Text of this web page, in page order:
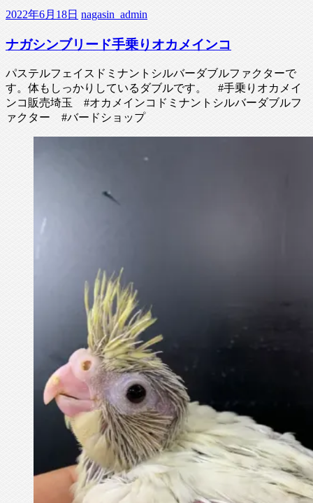
2022年6月18日 nagasin_admin
ナガシンブリード手乗りオカメインコ
パステルフェイスドミナントシルバーダブルファクターで
す。体もしっかりしているダブルです。 #手乗りオカメイ
ンコ販売埼玉 #オカメインコドミナントシルバーダブルフ
ァクター #バードショップ